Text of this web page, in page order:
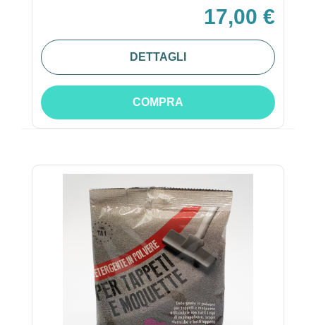
17,00 €
DETTAGLI
COMPRA